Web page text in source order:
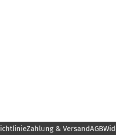
Zahlung & VersandAGB